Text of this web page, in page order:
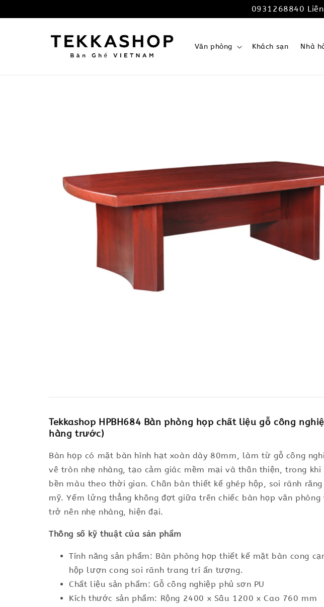
0931268840
Văn phòng Khách sạn Nhà
Tekkashop HPBH684 Bàn phòng họp chất liệu gỗ công
hàng trước)
Bàn họp có mặt bàn hình hạt xoàn dày 80mm, làm từ gỗ công
vê tròn nhẹ nhàng, tạo cảm giác mềm mại và thân thiện, trong
bền màu theo thời gian. Chân bàn thiết kế ghép hộp, soi rãnh
mỹ. Yếm lửng thẳng không đợt giữa trên chiếc bàn họp văn
trở nên nhẹ nhàng, hiện đại.
Thông số kỹ thuật của sản phẩm
Tính năng sản phẩm: Bàn phòng họp thiết kế mặt bàn cong
hộp lượn cong soi rãnh trang trí ấn tượng.
Chất liệu sản phẩm: Gỗ công nghiệp phủ sơn PU
Kích thước sản phẩm: Rộng 2400 x Sâu 1200 x Cao 760 mm